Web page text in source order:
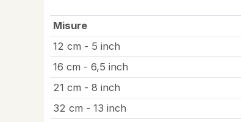
Misure
12 cm - 5 inch
16 cm - 6,5 inch
21 cm - 8 inch
32 cm - 13 inch